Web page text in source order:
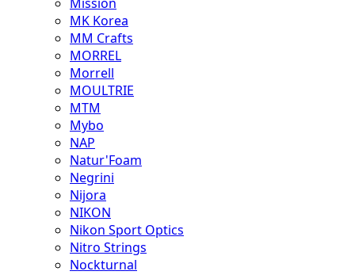
MK Korea
MM Crafts
MORREL
Morrell
MOULTRIE
MTM
Mybo
NAP
Natur'Foam
Negrini
Nijora
NIKON
Nikon Sport Optics
Nitro Strings
Nockturnal